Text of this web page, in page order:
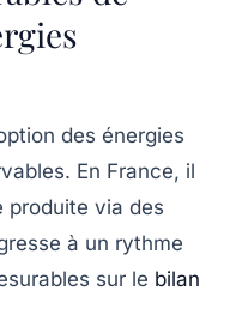
des énergies
En France, il
produite via des
à un rythme
sur le bilan